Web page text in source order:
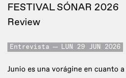
FESTIVAL SÓNAR 2026
Review
Entrevista LUN 29 JUN 2026
Junio es una vorágine en cuanto